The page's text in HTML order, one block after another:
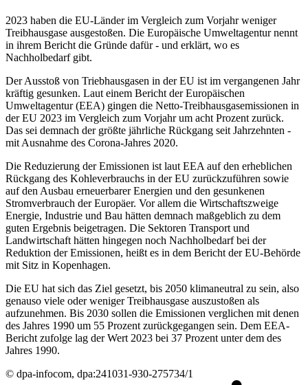
2023 haben die EU-Länder im Vergleich zum Vorjahr weniger
Treibhausgase ausgestoßen. Die Europäische Umweltagentur nennt
in ihrem Bericht die Gründe dafür - und erklärt, wo es
Nachholbedarf gibt.
Der Ausstoß von Triebhausgasen in der EU ist im vergangenen Jahr
kräftig gesunken. Laut einem Bericht der Europäischen
Umweltagentur (EEA) gingen die Netto-Treibhausgasemissionen in
der EU 2023 im Vergleich zum Vorjahr um acht Prozent zurück.
Das sei demnach der größte jährliche Rückgang seit Jahrzehnten -
mit Ausnahme des Corona-Jahres 2020.
Die Reduzierung der Emissionen ist laut EEA auf den erheblichen
Rückgang des Kohleverbrauchs in der EU zurückzuführen sowie
auf den Ausbau erneuerbarer Energien und den gesunkenen
Stromverbrauch der Europäer. Vor allem die Wirtschaftszweige
Energie, Industrie und Bau hätten demnach maßgeblich zu dem
guten Ergebnis beigetragen. Die Sektoren Transport und
Landwirtschaft hätten hingegen noch Nachholbedarf bei der
Reduktion der Emissionen, heißt es in dem Bericht der EU-Behörde
mit Sitz in Kopenhagen.
Die EU hat sich das Ziel gesetzt, bis 2050 klimaneutral zu sein, also
genauso viele oder weniger Treibhausgase auszustoßen als
aufzunehmen. Bis 2030 sollen die Emissionen verglichen mit denen
des Jahres 1990 um 55 Prozent zurückgegangen sein. Dem EEA-
Bericht zufolge lag der Wert 2023 bei 37 Prozent unter dem des
Jahres 1990.
© dpa-infocom, dpa:241031-930-275734/1